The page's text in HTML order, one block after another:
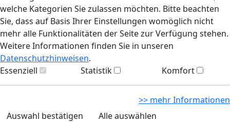
welche Kategorien Sie zulassen möchten. Bitte beachten
Sie, dass auf Basis Ihrer Einstellungen womöglich nicht
mehr alle Funktionalitäten der Seite zur Verfügung stehen.
Weitere Informationen finden Sie in unseren
Datenschutzhinweisen.
Essenziell
Statistik Komfort
>> mehr Informationen
Auswahl bestätigen
Alle auswählen